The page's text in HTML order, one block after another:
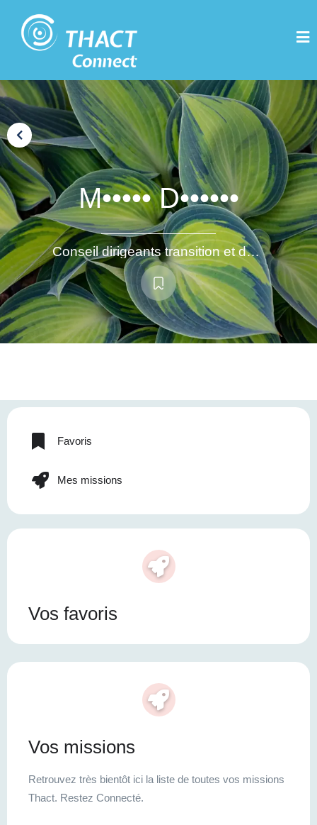
M••••• D••••••
Conseil dirigeants transition et durabilité
Favoris
Mes missions
Vos favoris
Vos missions
Retrouvez très bientôt ici la liste de toutes vos missions
Thact. Restez Connecté.